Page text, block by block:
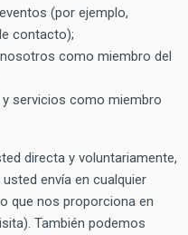
(por ejemplo,
contacto);
como miembro del
servicios como miembro
directa y voluntariamente,
envía en cualquier
que nos proporciona en
También podemos